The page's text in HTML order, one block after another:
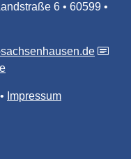
6 • 60599 •
Impressum